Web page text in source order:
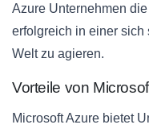
Azure Unternehmen
erfolgreich in einer
Welt zu agieren.
Vorteile von
Microsoft Azure bietet